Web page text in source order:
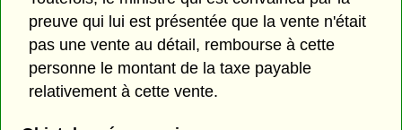
preuve qui lui est présentée que la vente n'était
pas une vente au détail, rembourse à cette
personne le montant de la taxe payable
relativement à cette vente.